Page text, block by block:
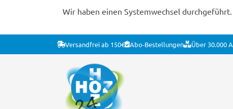
Wir haben einen Systemwechsel
Versandfrei ab 150€ Abo-Bestellungen Über 30.000